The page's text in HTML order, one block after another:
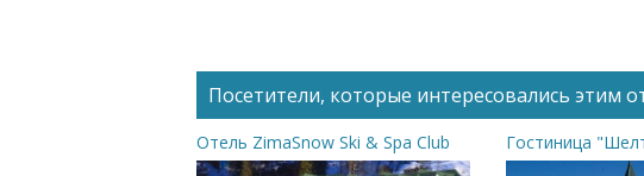
Посетители, которые интересовались этим
Отель ZimaSnow Ski & Spa Club Гостиница